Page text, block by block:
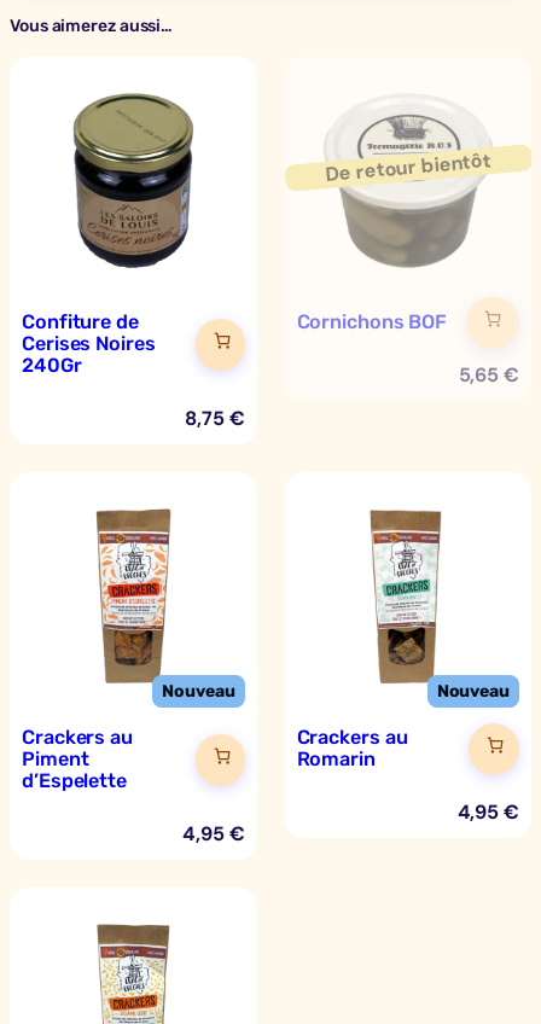
Vous aimerez aussi…
Confiture de
Cerises Noires
240Gr
8,75€
Cornichons BOF
5,65€
Crackers au
Piment
d’Espelette
4,95€
Crackers au
Romarin
4,95€